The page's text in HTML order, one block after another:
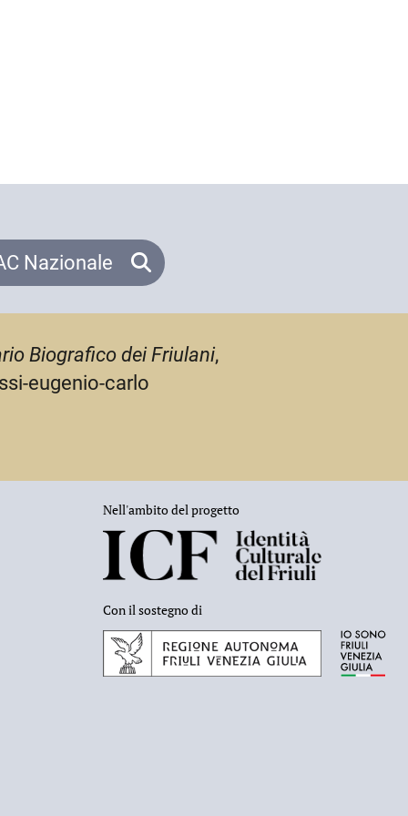
Nazionale
Biografico dei Friulani,
eugenio-carlo
Nell'ambito del progetto
Con il sostegno di